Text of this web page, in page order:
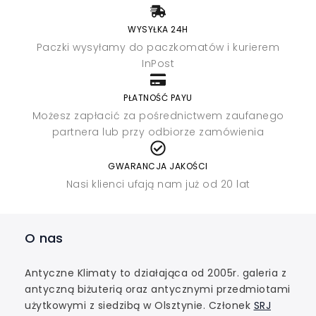
WYSYŁKA 24H
Paczki wysyłamy do paczkomatów i kurierem
InPost
PŁATNOŚĆ PAYU
Możesz zapłacić za pośrednictwem zaufanego
partnera lub przy odbiorze zamówienia
GWARANCJA JAKOŚCI
Nasi klienci ufają nam już od 20 lat
O nas
Antyczne Klimaty to działająca od 2005r. galeria z
antyczną biżuterią oraz antycznymi przedmiotami
użytkowymi z siedzibą w Olsztynie. Członek SRJ